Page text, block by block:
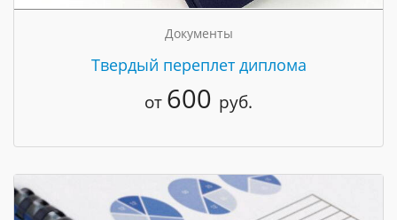
Документы
Твердый переплет диплома
от 600 руб.